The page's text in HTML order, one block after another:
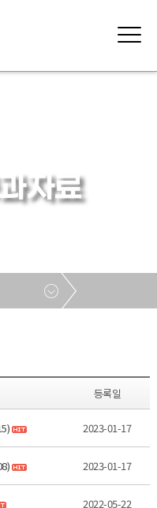
자료
등록일
2023-01-17
2023-01-17
2022-05-22